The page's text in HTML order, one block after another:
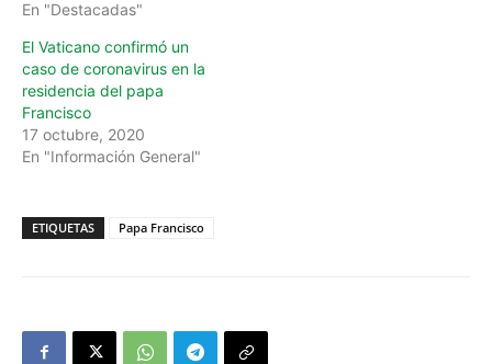
En "Destacadas"
El Vaticano confirmó un
caso de coronavirus en la
residencia del papa
Francisco
17 octubre, 2020
En "Información General"
ETIQUETAS Papa Francisco